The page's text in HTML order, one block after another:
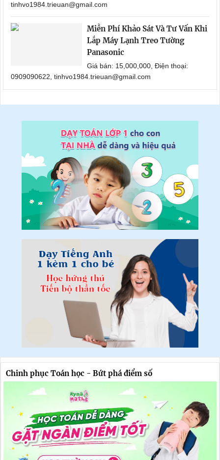
tinhvo1984.trieuan@gmail.com
Miễn Phí Khảo Sát Và Tư Vấn Khi
Lắp Máy Lạnh Treo Tường
Panasonic
Giá bán: 15,000,000, Điện thoại:
0909090622, tinhvo1984.trieuan@gmail.com
Chinh phục Toán học - Bứt phá điểm số